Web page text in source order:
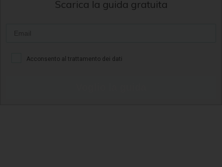
Scarica la guida gratuita
Acconsento al trattamento dei dati